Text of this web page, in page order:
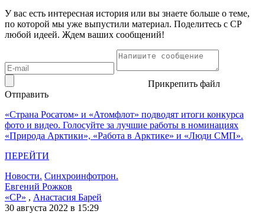
У вас есть интересная история или вы знаете больше о теме,
по которой мы уже выпустили материал. Поделитесь с СР
любой идеей. Ждем ваших сообщений!
Прикрепить файл
Отправить
«Страна Росатом» и «Атомфлот» подводят итоги конкурса
фото и видео. Голосуйте за лучшие работы в номинациях
«Природа Арктики», «Работа в Арктике» и «Люди СМП».
ПЕРЕЙТИ
Новости. Синхроинфотрон.
Евгений Рожков
«СР» , Анастасия Барей
30 августа 2022 в 15:29